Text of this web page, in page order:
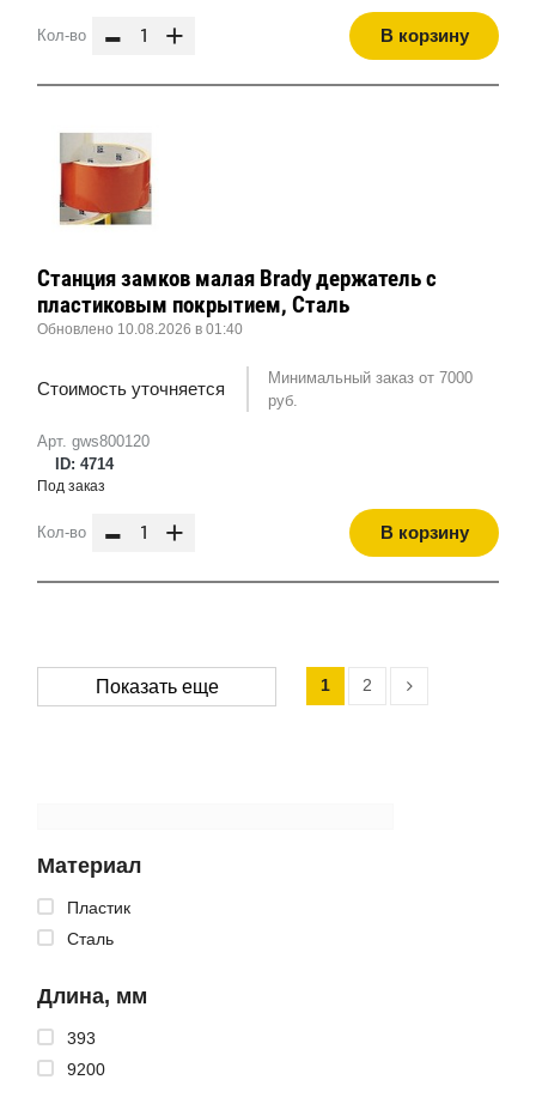
Материал
Пластик
Сталь
Длина, мм
393
9200
Кол-во - + В корзину
Арт. gws800120
ID: 4714
Станция замков малая Brady держатель с
пластиковым покрытием, Сталь
Обновлено 10.08.2026 в 01:40
Стоимость уточняется
Минимальный заказ от 7000
руб.
Под заказ
Кол-во - + В корзину
Показать еще 1 2